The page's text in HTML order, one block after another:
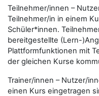
Teilnehmer/innen –
Teilnehmer/in in einem
Schüler*innen.
bereitgestellte (Lern-
Plattformfunktionen mit
der gleichen Kurse
Trainer/innen – Nutzer/
einen Kurs eingetragen